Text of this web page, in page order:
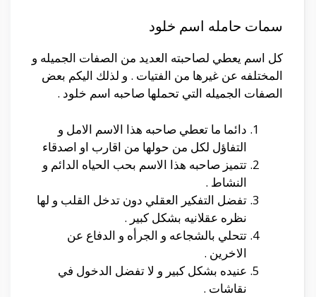
سمات حامله اسم خلود
كل اسم يعطي لصاحبته العديد من الصفات الجميله و
المختلفه عن غيرها من الفتيات . و لذلك اليكم بعض
الصفات الجميله التي تحملها صاحبه اسم خلود .
دائما ما تعطي صاحبه هذا الاسم الامل و
التفاؤل لكل من حولها من اقارب او اصدقاء
تتميز صاحبه هذا الاسم بحب الحياه الدائم و
النشاط .
تفضل التفكير العقلي دون تدخل القلب و لها
نظره عقلانيه بشكل كبير .
تتحلي بالشجاعه و الجرأه و الدفاع عن
الاخرين .
عنيده بشكل كبير و لا تفضل الدخول في
نقاشات .